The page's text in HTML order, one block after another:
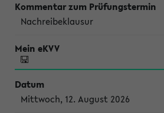
Nachreibeklausur
Mittwoch, 12. August 2026